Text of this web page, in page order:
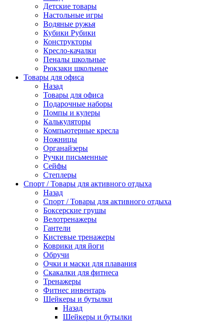
Детские товары
Настольные игры
Водяные ружья
Кубики Рубики
Конструкторы
Кресло-качалки
Пеналы школьные
Рюкзаки школьные
Товары для офиса
Назад
Товары для офиса
Подарочные наборы
Помпы и кулеры
Калькуляторы
Компьютерные кресла
Ножницы
Органайзеры
Ручки письменные
Сейфы
Степлеры
Спорт / Товары для активного отдыха
Назад
Спорт / Товары для активного отдыха
Боксерские грушы
Велотренажеры
Гантели
Кистевые тренажеры
Коврики для йоги
Обручи
Очки и маски для плавания
Скакалки для фитнеса
Тренажеры
Фитнес инвентарь
Шейкеры и бутылки
Назад
Шейкеры и бутылки